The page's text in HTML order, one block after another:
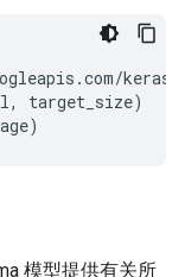
keras-
target_size)
模型提供有关所